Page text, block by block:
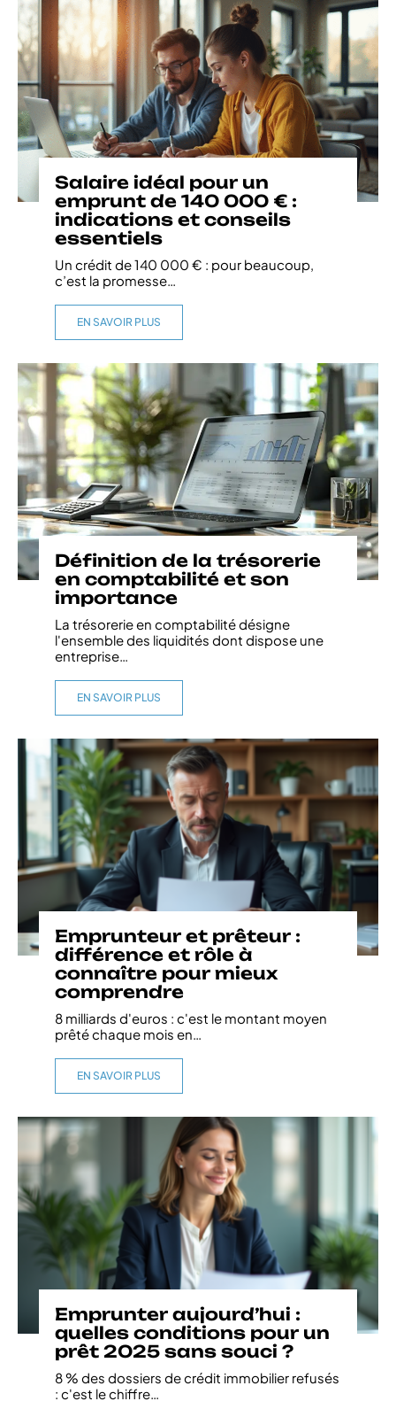
Salaire idéal pour un
emprunt de 140 000 € :
indications et conseils
essentiels
Un crédit de 140 000 € : pour beaucoup,
c’est la promesse…
EN SAVOIR PLUS
Définition de la trésorerie
en comptabilité et son
importance
La trésorerie en comptabilité désigne
l'ensemble des liquidités dont dispose une
entreprise…
EN SAVOIR PLUS
Emprunteur et prêteur :
différence et rôle à
connaître pour mieux
comprendre
8 milliards d'euros : c'est le montant moyen
prêté chaque mois en
EN SAVOIR PLUS
Emprunter aujourd’hui :
quelles conditions pour un
prêt 2025 sans souci ?
8 % des dossiers de crédit immobilier refusés
: c'est le chiffre